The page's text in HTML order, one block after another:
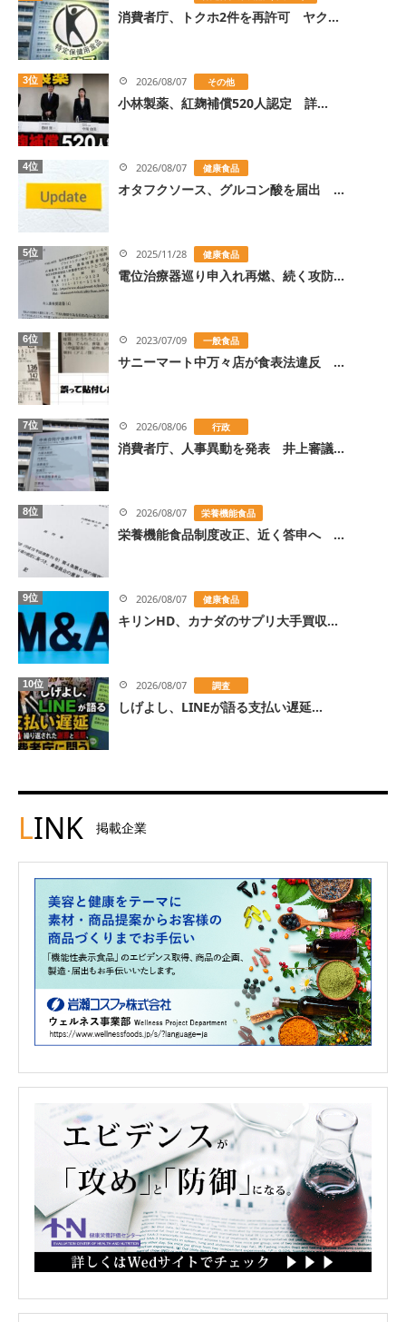
消費者庁、トクホ2件を再許可 ヤク...
3位 2026/08/07 その他
小林製薬、紅麹補償520人認定 詳...
4位 2026/08/07 健康食品
オタフクソース、グルコン酸を届出 ...
5位 2025/11/28 健康食品
電位治療器巡り申入れ再燃、続く攻防...
6位 2023/07/09 一般食品
サニーマート中万々店が食表法違反 ...
7位 2026/08/06 行政
消費者庁、人事異動を発表 井上審議...
8位 2026/08/07 栄養機能食品
栄養機能食品制度改正、近く答申へ ...
9位 2026/08/07 健康食品
キリンHD、カナダのサプリ大手買収...
10位 2026/08/07 調査
しげよし、LINEが語る支払い遅延...
LINK 掲載企業